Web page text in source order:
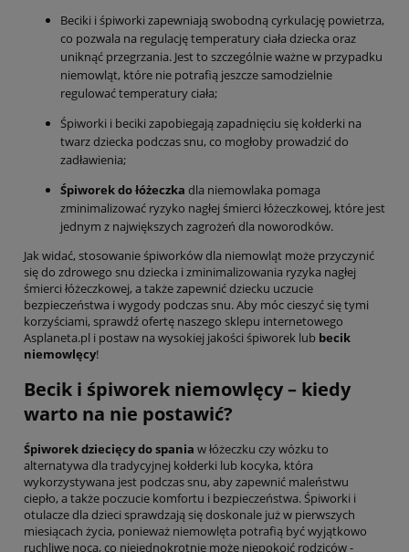
Beciki i śpiworki zapewniają swobodną cyrkulację powietrza,
co pozwala na regulację temperatury ciała dziecka oraz
uniknąć przegrzania. Jest to szczególnie ważne w przypadku
niemowląt, które nie potrafią jeszcze samodzielnie
regulować temperatury ciała;
Śpiworki i beciki zapobiegają zapadnięciu się kołderki na
twarz dziecka podczas snu, co mogłoby prowadzić do
zadławienia;
Śpiworek do łóżeczka dla niemowlaka pomaga
zminimalizować ryzyko nagłej śmierci łóżeczkowej, które jest
jednym z największych zagrożeń dla noworodków.
Jak widać, stosowanie śpiworków dla niemowląt może przyczynić
się do zdrowego snu dziecka i zminimalizowania ryzyka nagłej
śmierci łóżeczkowej, a także zapewnić dziecku uczucie
bezpieczeństwa i wygody podczas snu. Aby móc cieszyć się tymi
korzyściami, sprawdź ofertę naszego sklepu internetowego
Asplaneta.pl i postaw na wysokiej jakości śpiworek lub becik
niemowlęcy!
Becik i śpiworek niemowlęcy – kiedy
warto na nie postawić?
Śpiworek dziecięcy do spania w łóżeczku czy wózku to
alternatywa dla tradycyjnej kołderki lub kocyka, która
wykorzystywana jest podczas snu, aby zapewnić maleństwu
ciepło, a także poczucie komfortu i bezpieczeństwa. Śpiworki i
otulacze dla dzieci sprawdzają się doskonale już w pierwszych
miesiącach życia, ponieważ niemowlęta potrafią być wyjątkowo
ruchliwe nocą, co niejednokrotnie może niepokoić rodziców -